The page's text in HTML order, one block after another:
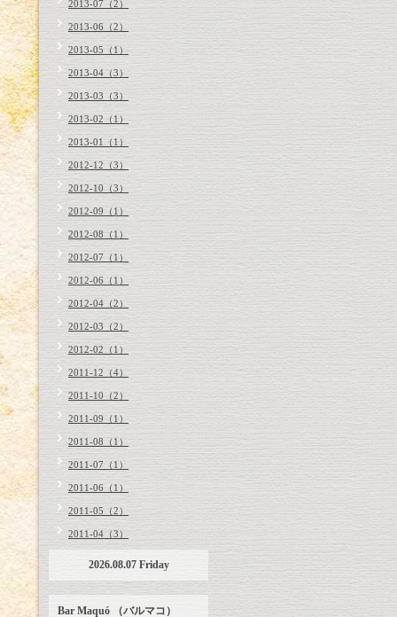
2013-07（2）
2013-06（2）
2013-05（1）
2013-04（3）
2013-03（3）
2013-02（1）
2013-01（1）
2012-12（3）
2012-10（3）
2012-09（1）
2012-08（1）
2012-07（1）
2012-06（1）
2012-04（2）
2012-03（2）
2012-02（1）
2011-12（4）
2011-10（2）
2011-09（1）
2011-08（1）
2011-07（1）
2011-06（1）
2011-05（2）
2011-04（3）
2026.08.07 Friday
Bar Maquó （バルマコ）